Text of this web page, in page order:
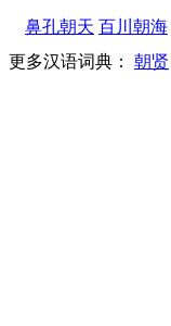
鼻孔朝天 百川朝海
更多汉语词典： 朝贤